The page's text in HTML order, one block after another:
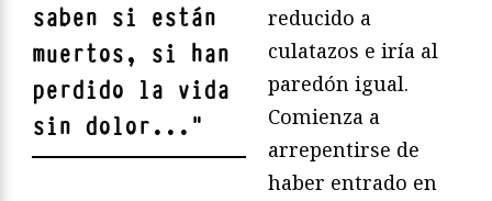
saben si están
muertos, si han
perdido la vida
sin dolor... "
reducido a
culatazos e iría al
paredón igual.
Comienza a
arrepentirse de
haber entrado en